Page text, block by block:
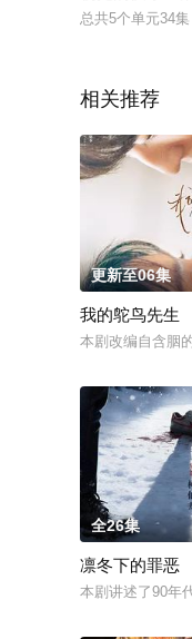
总共5个单元34集
相关推荐
更新至06集
我的鸵鸟先生
本剧改编自含胭
全26集
凛冬下的罪恶
本剧讲述了90年